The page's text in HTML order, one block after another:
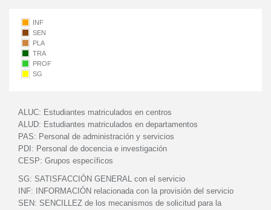
INF
SEN
PLA
TRA
PROF
SG
ALUC: Estudiantes matriculados en centros
ALUD: Estudiantes matriculados en departamentos
PAS: Personal de administración y servicios
PDI: Personal de docencia e investigación
CESP: Grupos específicos
SG: SATISFACCIÓN GENERAL con el servicio
INF:
INFORMACIÓN relacionada con la provisión del servicio
SEN: SENCILLEZ de los mecanismos de solicitud para la